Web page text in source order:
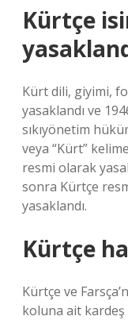
Kürtçe
Kürt dili, giyimi,
yasaklandı ve
sıkıyönetim
veya “Kürt”
resmi olarak
sonra Kürtçe
yasaklandı.
Kürtçe
Kürtçe ve
koluna ait